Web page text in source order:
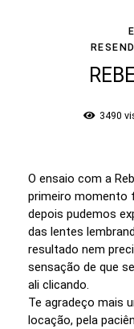
3490
O ensaio com a
primeiro momento
depois pudemos
das lentes
resultado nem
sensação de que
ali clicando.
Te agradeço mais
locação, pela